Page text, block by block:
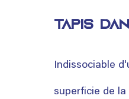
tapis
Indissociable
superficie de la